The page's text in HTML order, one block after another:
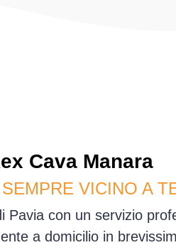
Cava Manara
VICINO A
con un servizio
a domicilio in